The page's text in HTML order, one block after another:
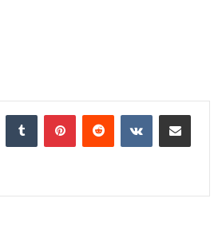
Tumblr PinterestReddit VKontakteShare via Email